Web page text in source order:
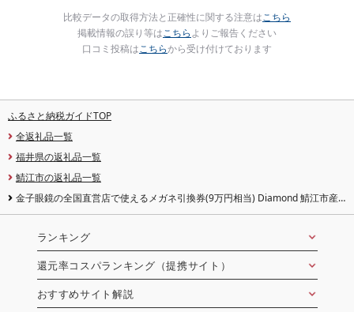
比較データの取得方法と正確性に関する注意はこちら
掲載情報の誤り等はこちらよりご報告ください
口コミ投稿はこちらから受け付けております
ふるさと納税ガイドTOP
全返礼品一覧
福井県の返礼品一覧
鯖江市の返礼品一覧
金子眼鏡の全国直営店で使えるメガネ引換券(9万円相当) Diamond 鯖江市産
ランキング
還元率コスパランキング（提携サイト）
おすすめサイト解説